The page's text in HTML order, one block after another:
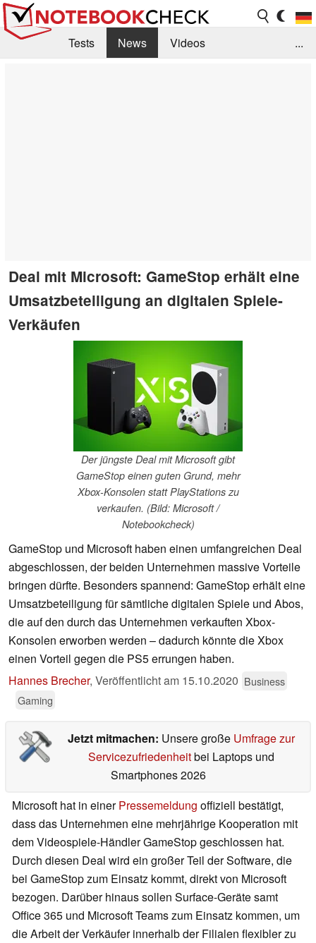
Tests News
Videos
...
Deal mit Microsoft: GameStop erhält eine
Umsatzbeteiligung an digitalen Spiele-
Verkäufen
Der jüngste Deal mit Microsoft gibt
GameStop einen guten Grund, mehr
Xbox-Konsolen statt PlayStations zu
verkaufen. (Bild: Microsoft /
Notebookcheck)
GameStop und Microsoft haben einen umfangreichen Deal
abgeschlossen, der beiden Unternehmen massive Vorteile
bringen dürfte. Besonders spannend: GameStop erhält eine
Umsatzbeteiligung für sämtliche digitalen Spiele und Abos,
die auf den durch das Unternehmen verkauften Xbox-
Konsolen erworben werden – dadurch könnte die Xbox
einen Vorteil gegen die PS5 errungen haben.
Hannes Brecher, Veröffentlicht am 15.10.2020 Business
Gaming
Jetzt mitmachen: Unsere große Umfrage zur
Servicezufriedenheitbei Laptops und
Smartphones 2026
Microsoft hat in einerPressemeldung offiziell bestätigt,
dass das Unternehmen eine mehrjährige Kooperation mit
dem Videospiele-Händler GameStop geschlossen hat.
Durch diesen Deal wird ein großer Teil der Software, die
bei GameStop zum Einsatz kommt, direkt von Microsoft
bezogen. Darüber hinaus sollen Surface-Geräte samt
Office 365 und Microsoft Teams zum Einsatz kommen, um
die Arbeit der Verkäufer innerhalb der Filialen flexibler zu